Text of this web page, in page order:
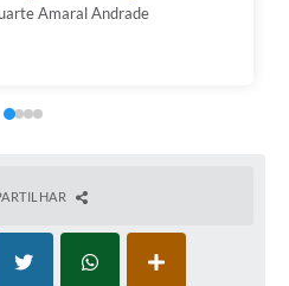
Amaral Andrade